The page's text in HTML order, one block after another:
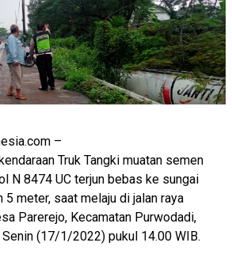
–
Truk Tangki muatan semen
N 8474 UC terjun bebas ke sungai
5 meter, saat melaju di jalan raya
Parerejo, Kecamatan Purwodadi,
Senin (17/1/2022) pukul 14.00 WIB.